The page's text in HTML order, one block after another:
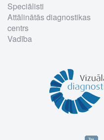
Speciālisti
Attālinātās diagnostikas
centrs
Vadība